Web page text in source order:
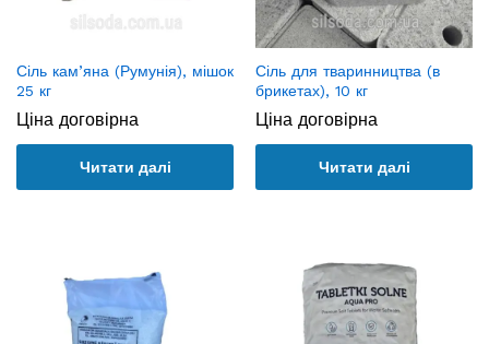
Сіль кам’яна (Румунія), мішок
25 кг
Ціна договірна
Читати далі
Сіль для тваринництва (в
брикетах), 10 кг
Ціна договірна
Читати далі